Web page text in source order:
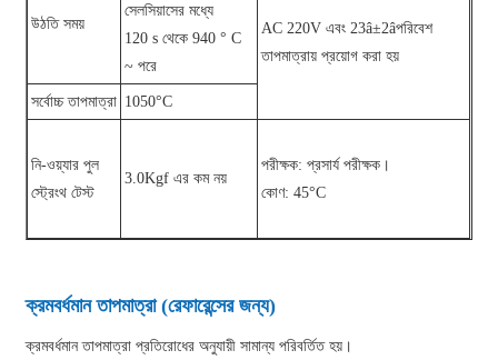
উঠতি সময়
সেলসিয়াসের মধ্যে
120 s থেকে 940 ° C
~ পরে
AC 220V এবং 23â±2âপরিবেশ
তাপমাত্রায় প্রয়োগ করা হয়
সর্বোচ্চ তাপমাত্রা 1050°C
নি-ওয়্যার পুল
স্ট্রেংথ টেস্ট
3.0Kgf এর কম নয়
পরীক্ষক: প্রসার্য পরীক্ষক।
কোণ: 45°C
ক্রমবর্ধমান তাপমাত্রা (রেফারেন্সের জন্য)
ক্রমবর্ধমান তাপমাত্রা প্রতিরোধের অনুযায়ী সামান্য পরিবর্তিত হয়।